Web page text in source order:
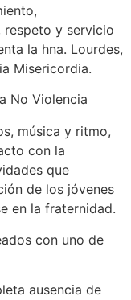
respeto y servicio
la hna. Lourdes,
Misericordia.
música y ritmo,
con la
que
de los jóvenes
en la fraternidad.
con uno de
ausencia de